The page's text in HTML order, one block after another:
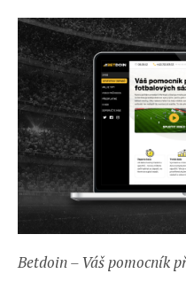
Betdoin – Váš pomocník